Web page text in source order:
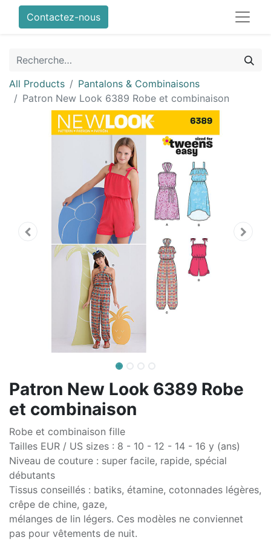
Contactez-nous
All Products
Pantalons & Combinaisons
Patron New Look 6389 Robe et combinaison
Patron New Look 6389 Robe
et combinaison
Robe et combinaison fille
Tailles EUR / US sizes : 8 - 10 - 12 - 14 - 16 y (ans)
Niveau de couture : super facile, rapide, spécial
débutants
Tissus conseillés : batiks, étamine, cotonnades légères,
crêpe de chine, gaze,
mélanges de lin légers. Ces modèles ne conviennet
pas pour vêtements de nuit.